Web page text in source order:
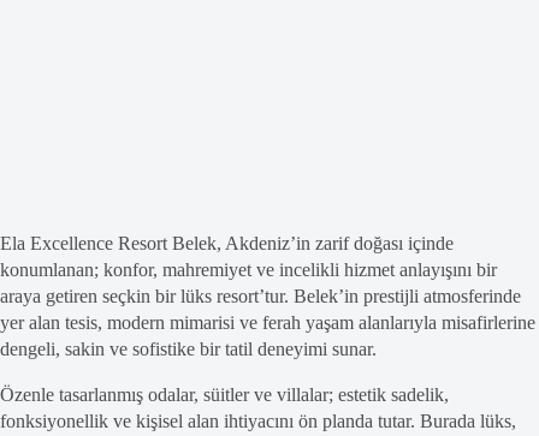
Ela Excellence Resort Belek, Akdeniz’in zarif doğası içinde
konumlanan; konfor, mahremiyet ve incelikli hizmet anlayışını bir
araya getiren seçkin bir lüks resort’tur. Belek’in prestijli atmosferinde
yer alan tesis, modern mimarisi ve ferah yaşam alanlarıyla misafirlerine
dengeli, sakin ve sofistike bir tatil deneyimi sunar.
Özenle tasarlanmış odalar, süitler ve villalar; estetik sadelik,
fonksiyonellik ve kişisel alan ihtiyacını ön planda tutar. Burada lüks,